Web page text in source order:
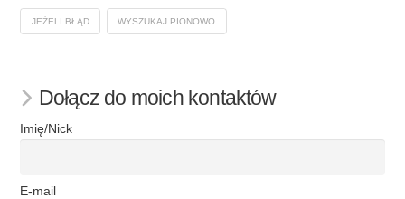
JEŻELI.BŁĄD WYSZUKAJ.PIONOWO
Dołącz do moich kontaktów
Imię/Nick
E-mail